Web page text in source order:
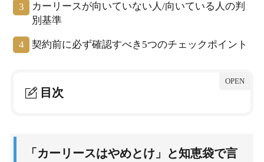
カーリースが向いていない人/向いている人の判
別基準
契約前に必ず確認すべき5つのチェックポイント
目次
1-1. 知恵袋で繰り返される「やめとけ」の声を分類
「カーリースはやめとけ」と知恵袋で言